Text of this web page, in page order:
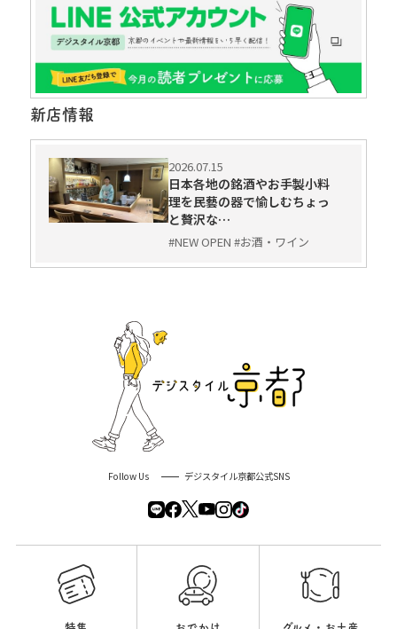
新店情報
2026.07.15
日本各地の銘酒やお手製小料
理を民藝の器で愉しむちょっ
と贅沢な…
#NEW OPEN #お酒・ワイン
Follow Us デジスタイル京都公式SNS